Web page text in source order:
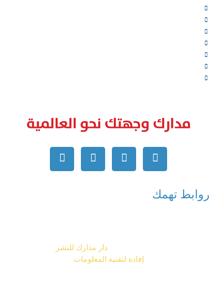
روابط تهمك
دار مدارك للنشر
إفادة لتقنية المعلومات